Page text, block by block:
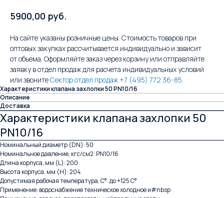
5900,00 руб.
На сайте указаны розничные цены. Стоимость товаров при
оптовых закупках рассчитывается индивидуально и зависит
от объема. Оформляйте заказ через корзину или отправляйте
заявку в отдел продаж для расчета индивидуальных условий
или звонитеСектор отдел продаж +7 (495) 772 36-85
Характеристики клапана захлопки 50 PN10/16
Описание
Доставка
Характеристики клапана захлопки 50
PN10/16
Номинальный диаметр (DN): 50
Номинальное давление, кгс/см2: PN10/16
Длина корпуса, мм (L): 200
Высота корпуса, мм (H): 204
Допустимая рабочая температура, С°: до +125 С°
Применение: водоснабжение техническое холодное и#nbsp